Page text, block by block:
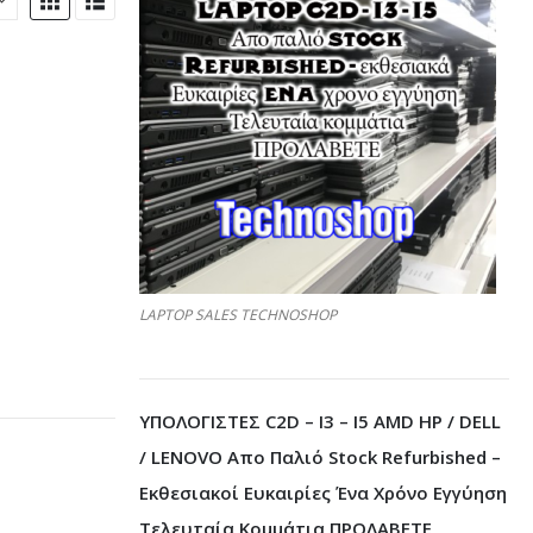
LAPTOP SALES TECHNOSHOP
ΥΠΟΛΟΓΙΣΤΕΣ C2D – I3 – I5 AMD HP / DELL
/ LENOVO Απο Παλιό Stock Refurbished –
Εκθεσιακοί Ευκαιρίες Ένα Χρόνο Εγγύηση
Τελευταία Κομμάτια ΠΡΟΛΑΒΕΤΕ